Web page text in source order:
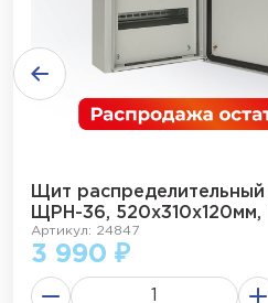
Щит распределительный
ЩРН-36, 520х310х120мм,
Артикул: 24847
3 990 ₽